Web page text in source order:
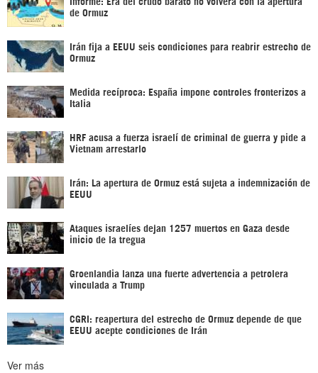
de Ormuz
Irán fija a EEUU seis condiciones para reabrir estrecho de
Ormuz
Medida recíproca: España impone controles fronterizos a
Italia
HRF acusa a fuerza israelí de criminal de guerra y pide a
Vietnam arrestarlo
Irán: La apertura de Ormuz está sujeta a indemnización de
EEUU
Ataques israelíes dejan 1257 muertos en Gaza desde
inicio de la tregua
Groenlandia lanza una fuerte advertencia a petrolera
vinculada a Trump
CGRI: reapertura del estrecho de Ormuz depende de que
EEUU acepte condiciones de Irán
Ver más